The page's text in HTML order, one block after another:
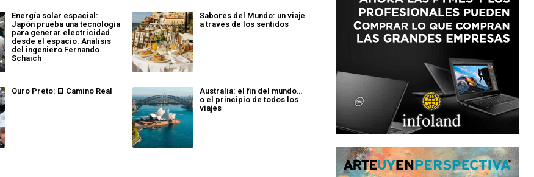
Energía solar espacial:
Japón prueba una tecnología
para generar electricidad
desde el espacio. Análisis
del ingeniero Fernando
Schaich
Sabores del Mundo: un viaje
a través de los sentidos
Ouro Preto: El Camino Real
Australia: el fin del mundo…
o el principio de todos los
viajes